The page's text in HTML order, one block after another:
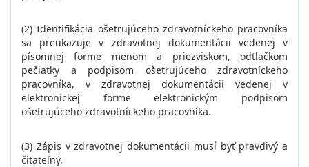
(2) Identifikácia ošetrujúceho zdravotníckeho pracovníka
sa preukazuje v zdravotnej dokumentácii vedenej v
písomnej forme menom a priezviskom, odtlačkom
pečiatky a podpisom ošetrujúceho zdravotníckeho
pracovníka, v zdravotnej dokumentácii vedenej v
elektronickej forme elektronickým podpisom
ošetrujúceho zdravotníckeho pracovníka.
(3) Zápis v zdravotnej dokumentácii musí byť pravdivý a
čitateľný.